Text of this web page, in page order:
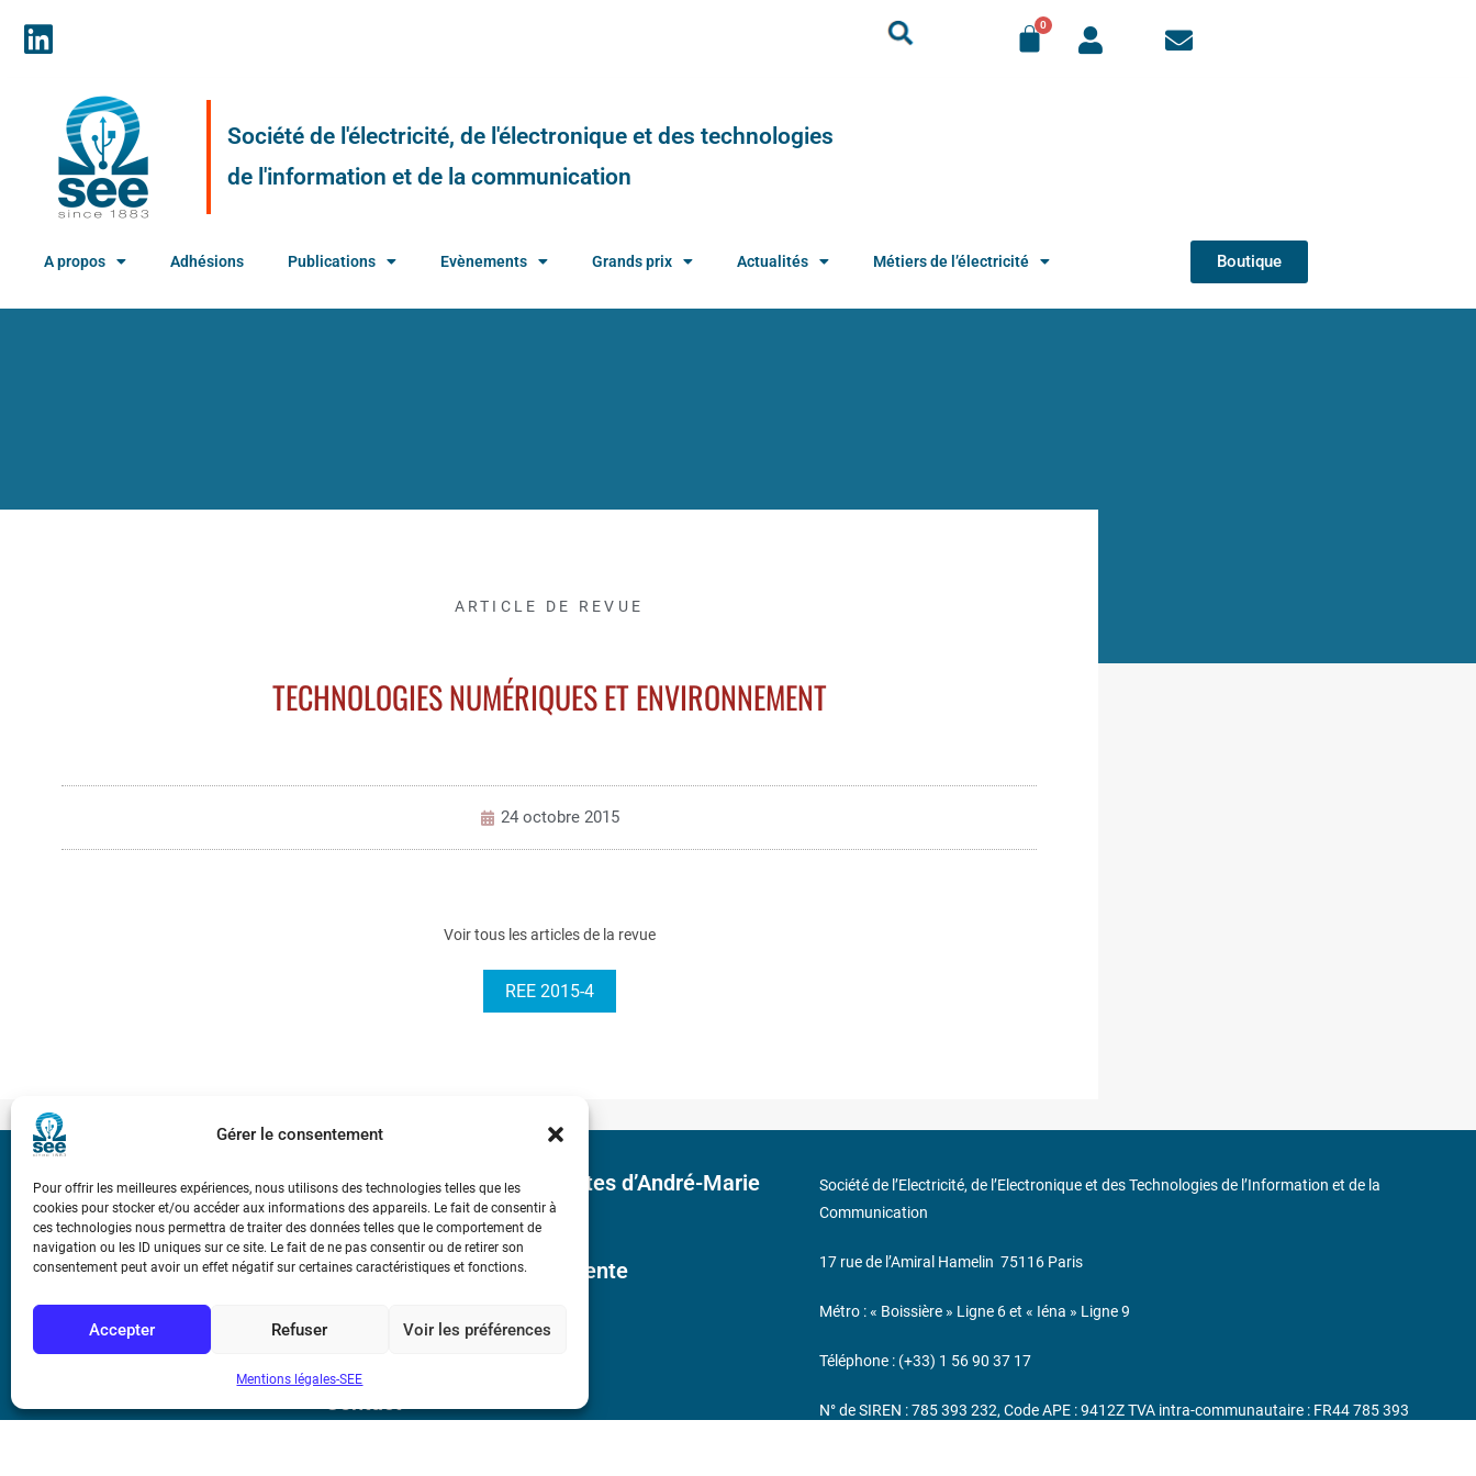
Gérer le consentement
Pour offrir les meilleures expériences, nous utilisons des technologies telles que les
cookies pour stocker et/ou accéder aux informations des appareils. Le fait de consentir à
ces technologies nous permettra de traiter des données telles que le comportement de
navigation ou les ID uniques sur ce site. Le fait de ne pas consentir ou de retirer son
consentement peut avoir un effet négatif sur certaines caractéristiques et fonctions.
Accepter Refuser Voir les préférences
Mentions légales-SEE
Société de l'électricité, de l'électronique et des technologies
de l'information et de la communication
A propos Adhésions Publications Evènements Grands prix Actualités Métiers de l’électricité Boutique
ARTICLE DE REVUE
TECHNOLOGIES NUMÉRIQUES ET ENVIRONNEMENT
24 octobre 2015
Voir tous les articles de la revue
REE 2015-4
Bicentenaire des découvertes d’André-Marie
Ampère
Conditions Générales de Vente
Mentions légales
Contact
Société de l’Electricité, de l’Electronique et des Technologies de l’Information et de la
Communication
17 rue de l’Amiral Hamelin 75116 Paris
Métro : « Boissière » Ligne 6 et « Iéna » Ligne 9
Téléphone : (+33) 1 56 90 37 17
N° de SIREN : 785 393 232, Code APE : 9412Z TVA intra-communautaire : FR44 785 393